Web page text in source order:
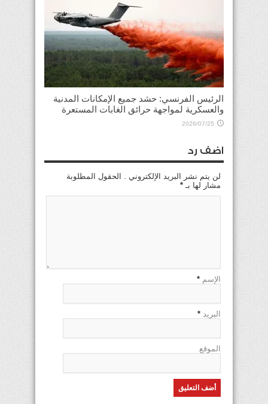
الرئيس الفرنسي: حشد جميع الإمكانات المدنية
والعسكرية لمواجهة حرائق الغابات المستعرة
2026/07/25
اضف رد
لن يتم نشر البريد الإلكتروني . الحقول المطلوبة
مشار لها بـ *
الإسم *
البريد *
الموقع